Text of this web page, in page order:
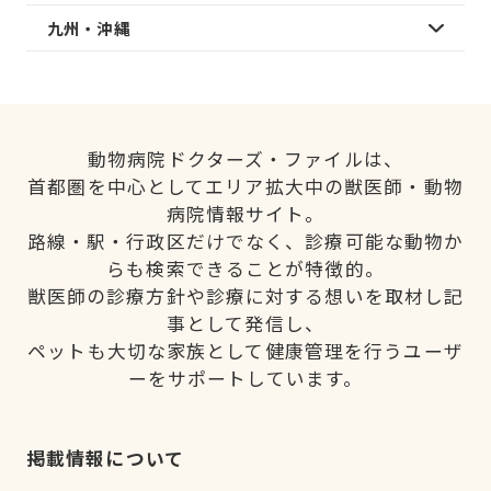
九州・沖縄
動物病院ドクターズ・ファイルは、
首都圏を中心としてエリア拡大中の獣医師・動物
病院情報サイト。
路線・駅・行政区だけでなく、診療可能な動物か
らも検索できることが特徴的。
獣医師の診療方針や診療に対する想いを取材し記
事として発信し、
ペットも大切な家族として健康管理を行うユーザ
ーをサポートしています。
掲載情報について